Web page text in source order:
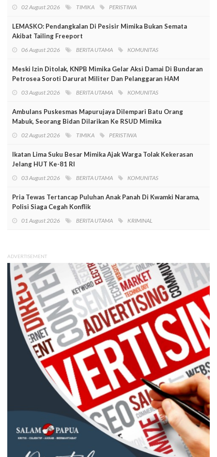
02 August 2026 TIMIKA PERISTIWA
LEMASKO: Pendangkalan Di Pesisir Mimika Bukan Semata
Akibat Tailing Freeport
06 August 2026 BERITA UTAMA KOMUNITAS
Meski Izin Ditolak, KNPB Mimika Gelar Aksi Damai Di Bundaran
Petrosea Soroti Darurat Militer Dan Pelanggaran HAM
03 August 2026 BERITA UTAMA KOMUNITAS
Ambulans Puskesmas Mapurujaya Dilempari Batu Orang
Mabuk, Seorang Bidan Dilarikan Ke RSUD Mimika
02 August 2026 TIMIKA PERISTIWA
Ikatan Lima Suku Besar Mimika Ajak Warga Tolak Kekerasan
Jelang HUT Ke-81 RI
03 August 2026 BERITA UTAMA KOMUNITAS
Pria Tewas Tertancap Puluhan Anak Panah Di Kwamki Narama,
Polisi Siaga Cegah Konflik
01 August 2026 BERITA UTAMA KRIMINAL
ADVERTISEMENT